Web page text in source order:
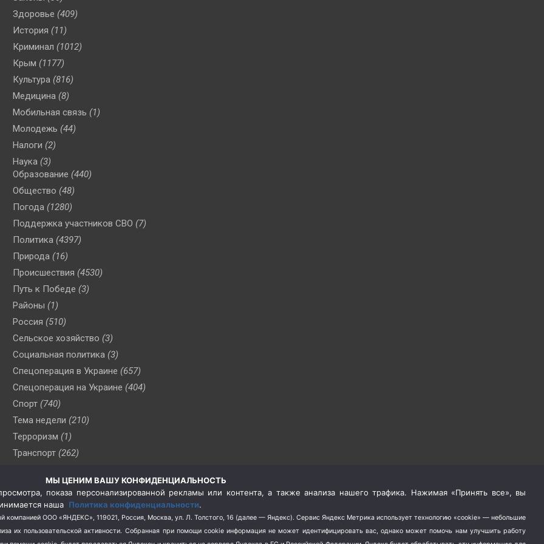
Здоровье (409)
История (11)
Криминал (1012)
Крым (1177)
Культура (816)
Медицина (8)
Мобильная связь (1)
Молодежь (44)
Налоги (2)
Наука (3)
Образование (440)
Общество (48)
Погода (1280)
Поддержка участников СВО (7)
Политика (4397)
Природа (16)
Происшествия (4530)
Путь к Победе (3)
Районы (1)
Россия (510)
Сельское хозяйство (3)
Социальная политика (3)
Спецоперация в Украине (657)
Спецоперация на Украине (404)
Спорт (740)
Тема недели (210)
Терроризм (1)
Транспорт (262)
(76)
Цены (2)
Школа и спорт (2)
Экология (8)
МЫ ЦЕНИМ ВАШУ КОНФИДЕНЦИАЛЬНОСТЬ
показа персонализированной рекламы или контента, а также анализа нашего трафика. Нажимая «Принять все», вы
наша Политика конфиденциальности.
компанией ООО «ЯНДЕКС», 119021, Россия, Москва, ул. Л. Толстого, 16 (далее — Яндекс). Сервис Яндекс Метрика использует технологию «cookie» — небольшие
их пользовательской активности. Собранная при помощи cookie информация не может идентифицировать вас, однако может помочь нам улучшить работу